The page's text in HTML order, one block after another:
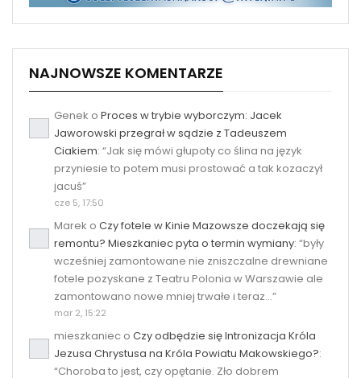
NAJNOWSZE KOMENTARZE
Genek o Proces w trybie wyborczym: Jacek
Jaworowski przegrał w sądzie z Tadeuszem
Ciakiem: “Jak się mówi głupoty co ślina na język
przyniesie to potem musi prostować a tak kozaczył
jacuś”
cze 5, 17:50
Marek o Czy fotele w Kinie Mazowsze doczekają się
remontu? Mieszkaniec pyta o termin wymiany: “były
wcześniej zamontowane nie zniszczalne drewniane
fotele pozyskane z Teatru Polonia w Warszawie ale
zamontowano nowe mniej trwałe i teraz…”
mar 2, 15:22
mieszkaniec o Czy odbędzie się Intronizacja Króla
Jezusa Chrystusa na Króla Powiatu Makowskiego?:
“Choroba to jest, czy opętanie. Zło dobrem